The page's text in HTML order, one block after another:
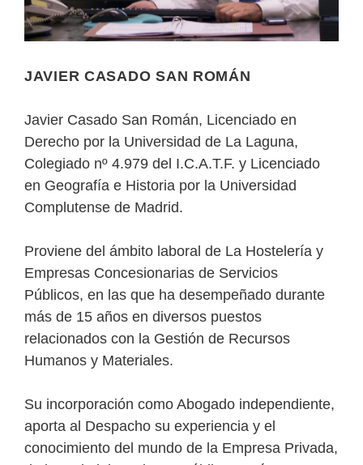
JAVIER CASADO SAN ROMÁN
Javier Casado San Román, Licenciado en
Derecho por la Universidad de La Laguna,
Colegiado nº 4.979 del I.C.A.T.F. y Licenciado
en Geografía e Historia por la Universidad
Complutense de Madrid.
Proviene del ámbito laboral de La Hostelería y
Empresas Concesionarias de Servicios
Públicos, en las que ha desempeñado durante
más de 15 años en diversos puestos
relacionados con la Gestión de Recursos
Humanos y Materiales.
Su incorporación como Abogado independiente,
aporta al Despacho su experiencia y el
conocimiento del mundo de la Empresa Privada,